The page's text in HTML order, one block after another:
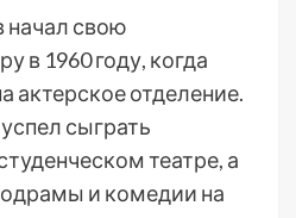
начал свою
в 1960 году, когда
актерское отделение.
сыграть
театре, а
и комедии на